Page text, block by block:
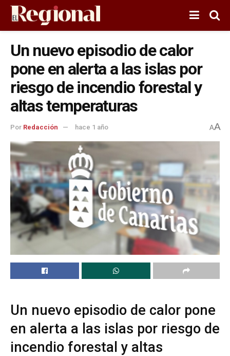
Un nuevo episodio de calor
pone en alerta a las islas por
riesgo de incendio forestal y
altas temperaturas
Por Redacción hace 1 año AA
Un nuevo episodio de calor pone
en alerta a las islas por riesgo de
incendio forestal y altas